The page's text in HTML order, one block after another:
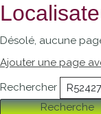
Désolé, aucune
Ajouter une page
Rechercher
Recherche